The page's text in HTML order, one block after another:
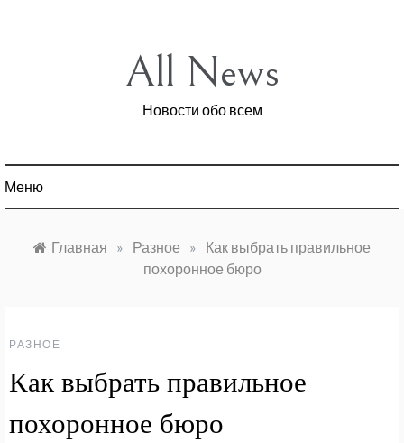
All News
Новости обо всем
Меню
Главная » Разное »
Как выбрать правильное
похоронное бюро
РАЗНОЕ
Как выбрать правильное
похоронное бюро